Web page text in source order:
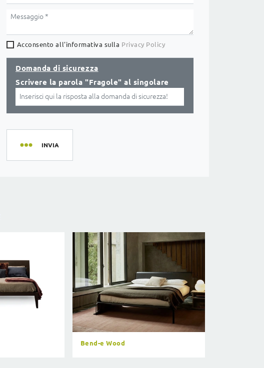
Acconsento all'informativa sulla Privacy Policy
Domanda di sicurezza
Scrivere la parola "Fragole" al singolare
INVIA
Bend-e Wood